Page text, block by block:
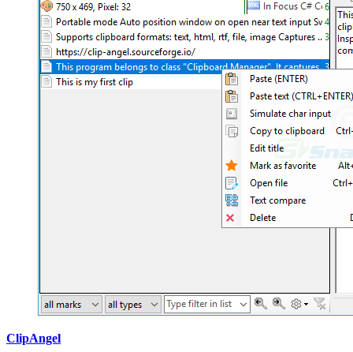
ClipAngel